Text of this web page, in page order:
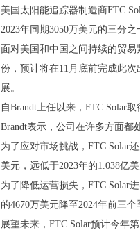
美国太阳能追踪器制造商FTC
2023年同期3050万美元的三分
面对美国和中国之间持续的贸
份，预计将在11月底前完成此次
展。
自Brandt上任以来，FTC Solar
Brandt表示，公司在许多方面都
为了应对市场挑战，FTC Solar
美元，远低于2023年的1.038亿美
为了降低运营损失，FTC Solar
的4670万美元降至2024年前三
展望未来，FTC Solar预计今年